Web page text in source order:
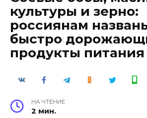
культуры и зерно:
россиянам
быстро
продукты питания
НА ЧТЕНИЕ
2 мин.